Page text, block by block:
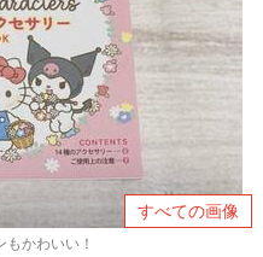
すべての画像
かわいい！